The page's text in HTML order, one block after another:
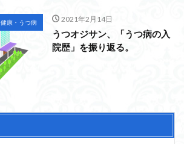
健康・うつ病 2021年2月14日
うつオジサン、「うつ病の入
院歴」を振り返る。